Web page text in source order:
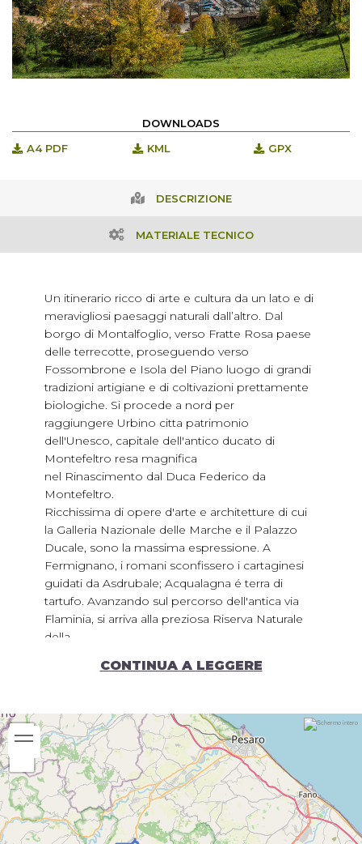
DOWNLOADS
A4 PDF
KML GPX
DESCRIZIONE
MATERIALE TECNICO
Un itinerario ricco di arte e cultura da un lato e di
meravigliosi paesaggi naturali dall’altro. Dal
borgo di Montalfoglio, verso Fratte Rosa paese
delle terrecotte, proseguendo verso
Fossombrone e Isola del Piano luogo di grandi
tradizioni artigiane e di coltivazioni prettamente
biologiche. Si procede a nord per
raggiungere Urbino citta patrimonio
dell'Unesco, capitale dell'antico ducato di
Montefeltro resa magnifica
nel Rinascimento dal Duca Federico da
Montefeltro.
Ricchissima di opere d'arte e architetture di cui
la Galleria Nazionale delle Marche e il Palazzo
Ducale, sono la massima espressione. A
Fermignano, i romani sconfissero i cartaginesi
guidati da Asdrubale; Acqualagna é terra di
tartufo. Avanzando sul percorso dell'antica via
Flaminia, si arriva alla preziosa Riserva Naturale
della
poi si scende nuovamente verso Fossombrone.
Gennaio
Febbraio Marzo Aprile Maggio Giugno
Luglio
Agosto Settembre Ottobre Novembre
Dicembre
CONTINUA A LEGGERE